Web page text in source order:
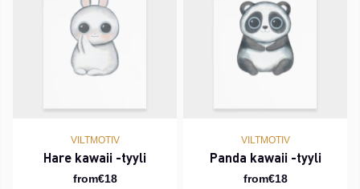
VILTMOTIV
Hare kawaii -tyyli
from€18
VILTMOTIV
Panda kawaii -tyyli
from€18